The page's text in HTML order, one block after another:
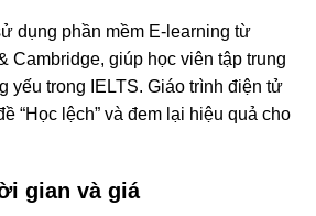
dụng phần mềm E-learning từ
Cambridge, giúp học viên tập trung
yếu trong IELTS. Giáo trình điện tử
“Học lệch” và đem lại hiệu quả cho
gian và giá